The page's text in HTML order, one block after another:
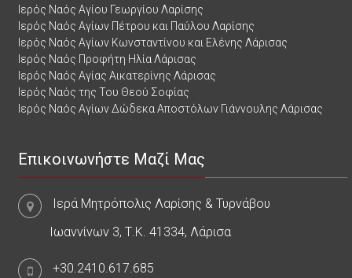
Ιερός Ναός Αγίου Γεωργίου Λαρίσης
Ιερός Ναός Αγίων Πέτρου και Παύλου Λαρίσης
Ιερός Ναός Αγίων Κωνσταντίνου και Ελένης Λάρισας
Ιερός Ναός Προφήτη Ηλία Λάρισας
Ιερός Ναός Αγίας Αικατερίνης Λάρισας
Ιερός Ναός της Του Θεού Σοφίας
Ιερός Ναός Αγίων Δώδεκα Αποστόλων Γιάννουλης Λάρισας
Επικοινωνήστε Μαζί Μας
Ιερά Μητρόπολις Λαρίσης & Τυρνάβου
Ιωαννίνων 3, Τ.Κ. 41334, Λάρισα
+30.2410.617.685